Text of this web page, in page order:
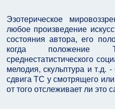
Эзотерическое
любое произведение
состояния автора, его
когда
среднестатистического
мелодия, скульптура и т.д.
сдвига ТС у смотрящего
от того отслеживает ли это